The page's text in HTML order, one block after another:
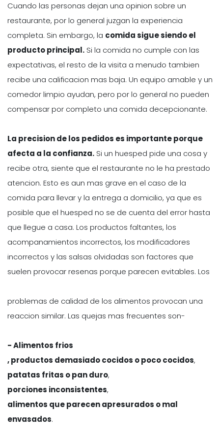
Cuando las personas dejan una opinion sobre un
restaurante, por lo general juzgan la experiencia
completa. Sin embargo, la comida sigue siendo el
producto principal. Si la comida no cumple con las
expectativas, el resto de la visita a menudo tambien
recibe una calificacion mas baja. Un equipo amable y un
comedor limpio ayudan, pero por lo general no pueden
compensar por completo una comida decepcionante.
La precision de los pedidos es importante porque
afecta a la confianza. Si un huesped pide una cosa y
recibe otra, siente que el restaurante no le ha prestado
atencion. Esto es aun mas grave en el caso de la
comida para llevar y la entrega a domicilio, ya que es
posible que el huesped no se de cuenta del error hasta
que llegue a casa. Los productos faltantes, los
acompanamientos incorrectos, los modificadores
incorrectos y las salsas olvidadas son factores que
suelen provocar resenas porque parecen evitables. Los
problemas de calidad de los alimentos provocan una
reaccion similar. Las quejas mas frecuentes son-
- Alimentos frios
, productos demasiado cocidos o poco cocidos,
patatas fritas o pan duro,
porciones inconsistentes,
alimentos que parecen apresurados o mal
envasados.